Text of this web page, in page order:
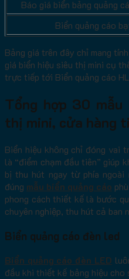
Báo giá biển bảng quảng
Biển quảng cáo
Bảng giá trên đây chỉ mang
giá biển hiệu siêu thị mini cụ
trực tiếp tới Biển quảng cáo
Tổng hợp 30 mẫu
thị mini, cửa hàng
Biển hiệu không chỉ đóng vai
là “điểm chạm đầu tiên” giúp
bị thu hút ngay từ phía
đúng mẫu biển quảng cáo
phong cách thiết kế là bước
chuyên nghiệp, thu hút cả ban
Biển quảng cáo đèn led
Biển quảng cáo đèn LED
đầu khi thiết kế bảng hiệu